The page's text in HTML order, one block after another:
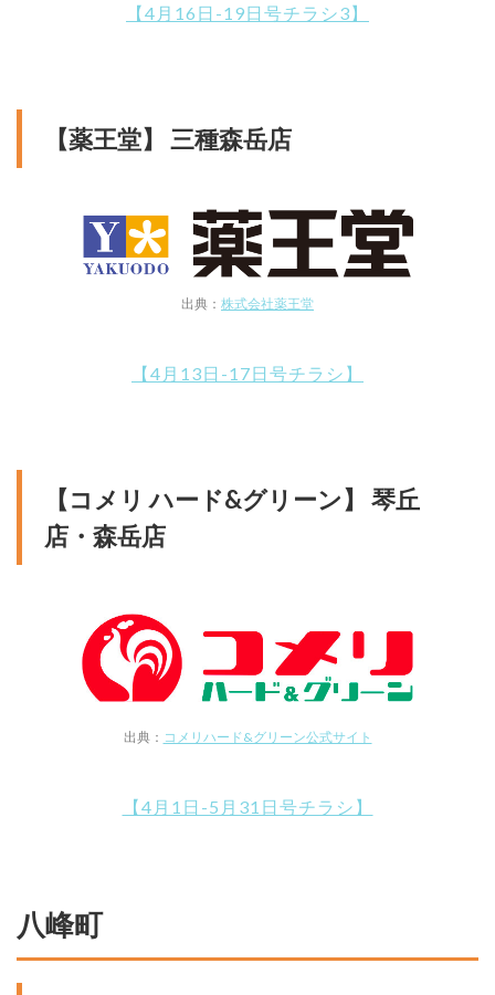
【4月16日-19日号チラシ3】
【薬王堂】 三種森岳店
出典： 株式会社薬王堂
【4月13日-17日号チラシ】
【コメリ ハード&グリーン】 琴丘
店・森岳店
出典： コメリハード&グリーン公式サイト
【4月1日-5月31日号チラシ】
八峰町